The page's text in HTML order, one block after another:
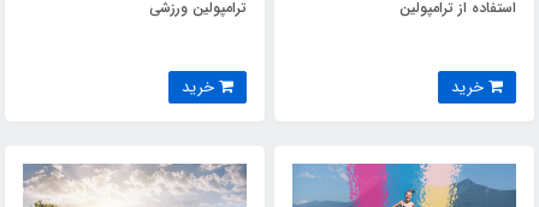
استفاده از ترامپولین ترامپولین ورزشی